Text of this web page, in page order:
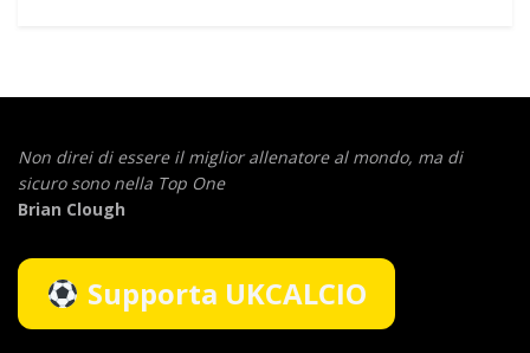
Non direi di essere il miglior allenatore al mondo, ma di
sicuro sono nella Top One
Brian Clough
Supporta UKCALCIO